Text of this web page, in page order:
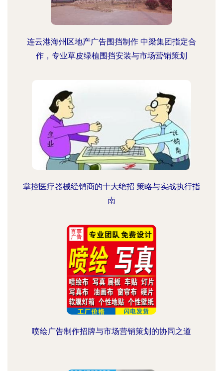
连云港海州区地产广告围挡制作 中梁集团指定合
作，专业草皮绿植围挡安装与市场营销策划
掌控医疗器械经销商的十大绝招 策略与实战执行指
南
喷绘广告制作招牌与市场营销策划的协同之道